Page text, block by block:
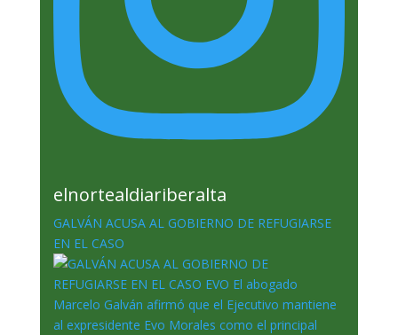
elnortealdiariberalta
GALVÁN ACUSA AL GOBIERNO DE REFUGIARSE
EN EL CASO